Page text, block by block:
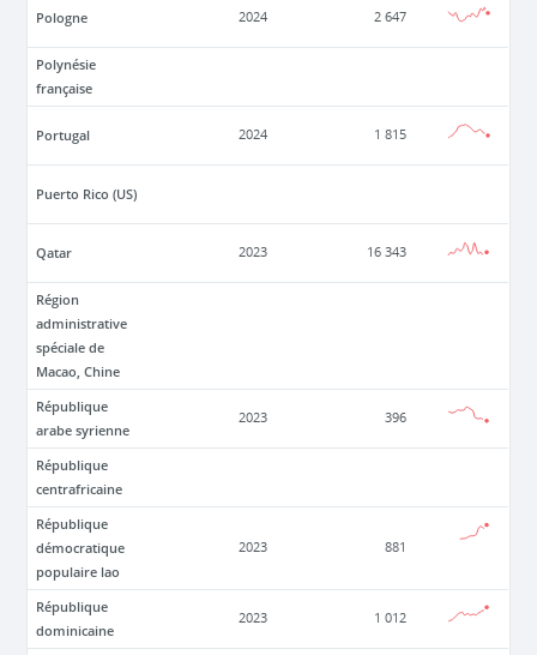
Pologne 2024 2 647
Polynésie
française
Portugal 2024 1 815
Puerto Rico (US)
Qatar 2023 16 343
Région
administrative
spéciale de
Macao, Chine
République
arabe syrienne
2023 396
République
centrafricaine
République
démocratique
populaire lao
2023 881
République
dominicaine
2023 1 012